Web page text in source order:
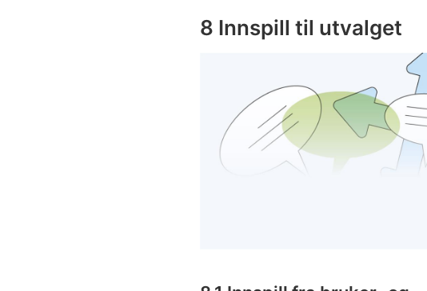
8 Innspill til utvalget